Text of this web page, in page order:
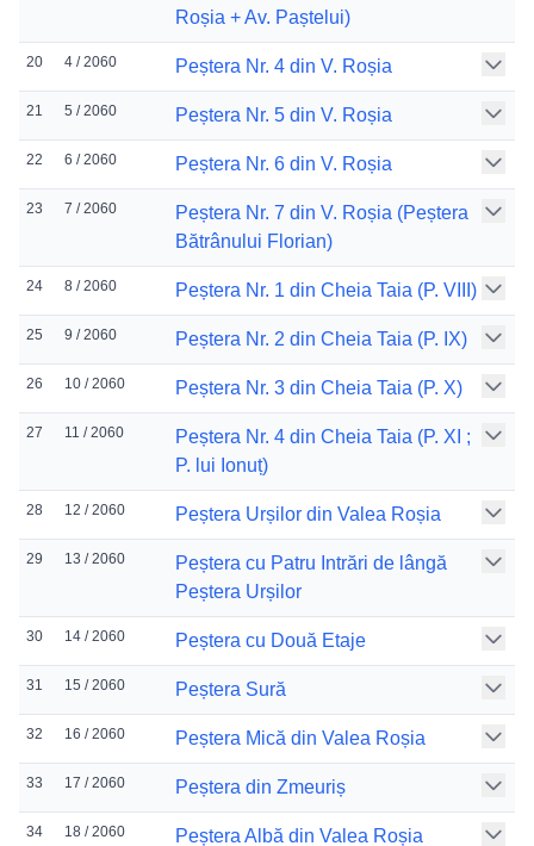
Roșia + Av. Paștelui)
20 4 / 2060 Peștera Nr. 4 din V. Roșia
21 5 / 2060 Peștera Nr. 5 din V. Roșia
22 6 / 2060 Peștera Nr. 6 din V. Roșia
23 7 / 2060
Peștera Nr. 7 din V. Roșia (Peștera
Bătrânului Florian)
24 8 / 2060 Peștera Nr. 1 din Cheia Taia (P. VIII)
25 9 / 2060 Peștera Nr. 2 din Cheia Taia (P. IX)
26 10 / 2060 Peștera Nr. 3 din Cheia Taia (P. X)
27 11 / 2060
Peștera Nr. 4 din Cheia Taia (P. XI ;
P. lui Ionuț)
28 12 / 2060 Peștera Urșilor din Valea Roșia
29 13 / 2060
Peștera cu Patru Intrări de lângă
Peștera Urșilor
30 14 / 2060 Peștera cu Două Etaje
31 15 / 2060 Peștera Sură
32 16 / 2060 Peștera Mică din Valea Roșia
33 17 / 2060 Peștera din Zmeuriș
34 18 / 2060 Peștera Albă din Valea Roșia